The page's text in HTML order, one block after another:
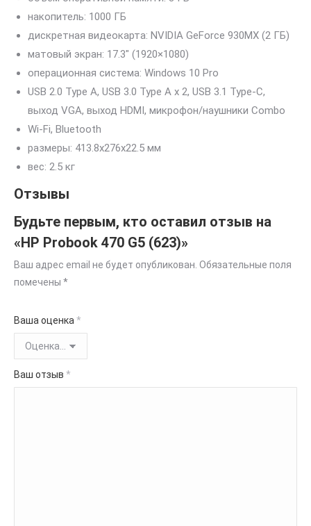
накопитель: 1000 ГБ
дискретная видеокарта: NVIDIA GeForce 930MX (2 ГБ)
матовый экран: 17.3″ (1920×1080)
операционная система: Windows 10 Pro
USB 2.0 Type A, USB 3.0 Type A x 2, USB 3.1 Type-С,
выход VGA, выход HDMI, микрофон/наушники Combo
Wi-Fi, Bluetooth
pазмеры: 413.8x276x22.5 мм
вес: 2.5 кг
Отзывы
Будьте первым, кто оставил отзыв на
«HP Probook 470 G5 (623)»
Ваш адрес email не будет опубликован. Обязательные поля
помечены *
Ваша оценка*
Ваш отзыв *